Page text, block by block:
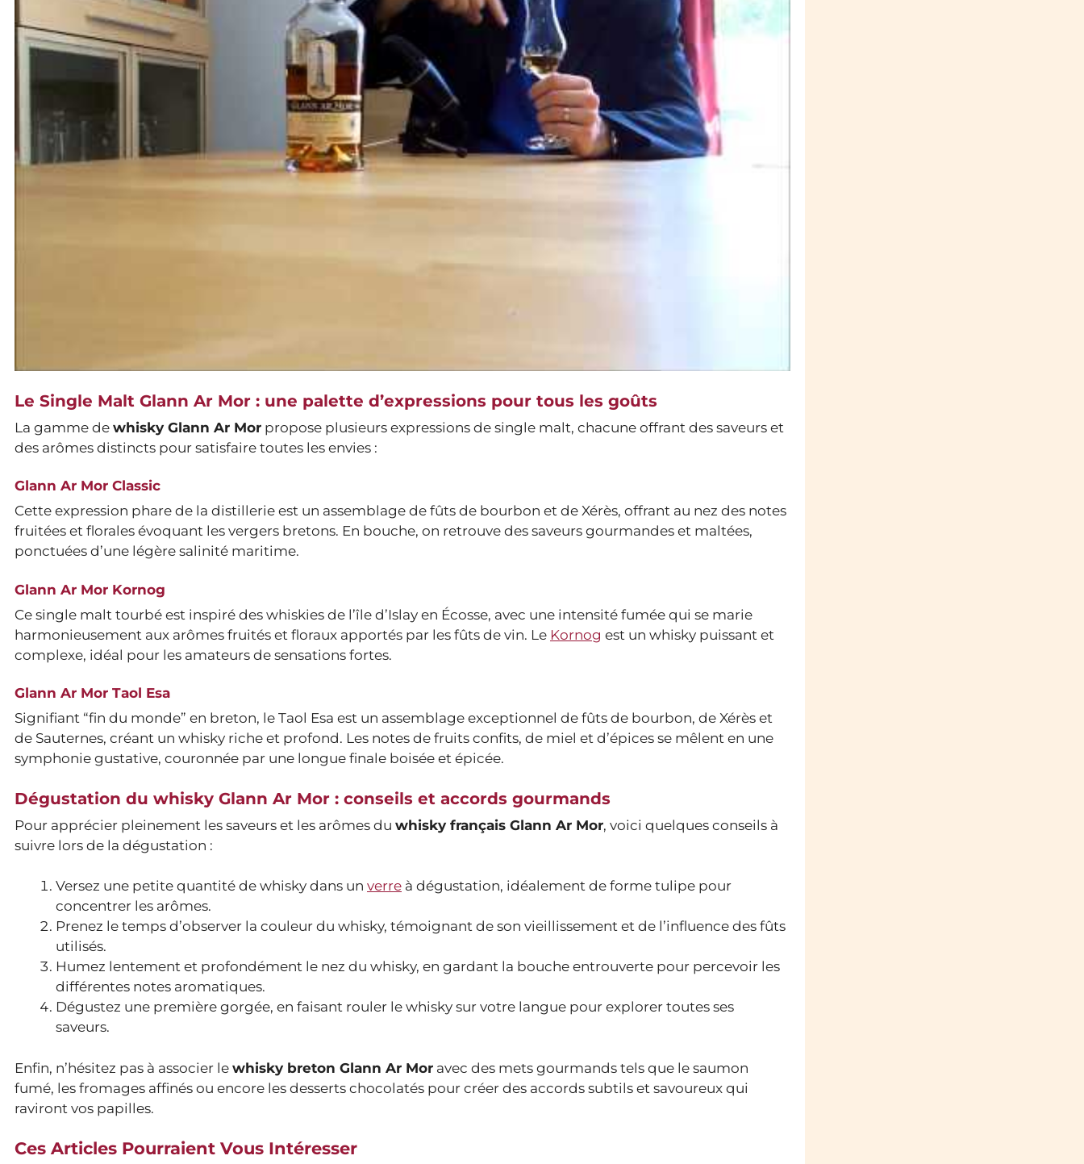
Le Single Malt Glann Ar Mor : une palette d’expressions pour tous les goûts
La gamme de whisky Glann Ar Mor propose plusieurs expressions de single malt, chacune offrant des saveurs et
des arômes distincts pour satisfaire toutes les envies :
Glann Ar Mor Classic
Cette expression phare de la distillerie est un assemblage de fûts de bourbon et de Xérès, offrant au nez des notes
fruitées et florales évoquant les vergers bretons. En bouche, on retrouve des saveurs gourmandes et maltées,
ponctuées d’une légère salinité maritime.
Glann Ar Mor Kornog
Ce single malt tourbé est inspiré des whiskies de l’île d’Islay en Écosse, avec une intensité fumée qui se marie
harmonieusement aux arômes fruités et floraux apportés par les fûts de vin. Le Kornog est un whisky puissant et
complexe, idéal pour les amateurs de sensations fortes.
Glann Ar Mor Taol Esa
Signifiant “fin du monde” en breton, le Taol Esa est un assemblage exceptionnel de fûts de bourbon, de Xérès et
de Sauternes, créant un whisky riche et profond. Les notes de fruits confits, de miel et d’épices se mêlent en une
symphonie gustative, couronnée par une longue finale boisée et épicée.
Dégustation du whisky Glann Ar Mor : conseils et accords gourmands
Pour apprécier pleinement les saveurs et les arômes du whisky français Glann Ar Mor, voici quelques conseils à
suivre lors de la dégustation :
Versez une petite quantité de whisky dans un verre à dégustation, idéalement de forme tulipe pour
concentrer les arômes.
Prenez le temps d’observer la couleur du whisky, témoignant de son vieillissement et de l’influence des fûts
utilisés.
Humez lentement et profondément le nez du whisky, en gardant la bouche entrouverte pour percevoir les
différentes notes aromatiques.
Dégustez une première gorgée, en faisant rouler le whisky sur votre langue pour explorer toutes ses
saveurs.
Enfin, n’hésitez pas à associer le whisky breton Glann Ar Mor avec des mets gourmands tels que le saumon
fumé, les fromages affinés ou encore les desserts chocolatés pour créer des accords subtils et savoureux qui
raviront vos papilles.
Ces Articles Pourraient Vous Intéresser